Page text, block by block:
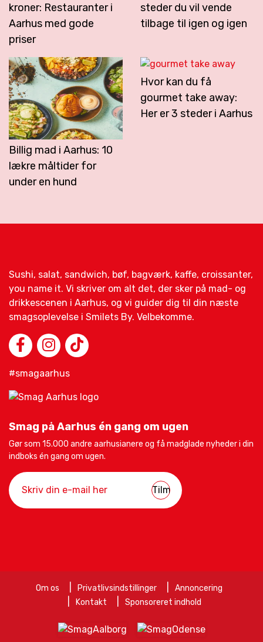
kroner: Restauranter i
Aarhus med gode
priser
steder du vil vende
tilbage til igen og igen
Billig mad i Aarhus: 10
lækre måltider for
under en hund
Hvor kan du få
gourmet take away:
Her er 3 steder i Aarhus
Sushi, salat, sandwich, bøf, bagværk, kaffe, croissanter,
you name it. Vi skriver om alt det, der sker på mad- og
drikkescenen i Aarhus, og vi guider dig til din næste
smagsoplevelse i Smilets By. Velbekomme.
#smagaarhus
Smag på Aarhus én gang om ugen
Gør som 15.000 andre aarhusianere og få madglade nyheder i din
indboks én gang om ugen.
Om os Privatlivsindstillinger
Annoncering
Kontakt
Sponsoreret indhold